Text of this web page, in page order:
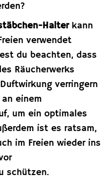
Halterkann
verwendet
du beachten, dass
Räucherwerks
verringern
einem
um ein optimales
ist es ratsam,
im Freien wieder ins
schützen.